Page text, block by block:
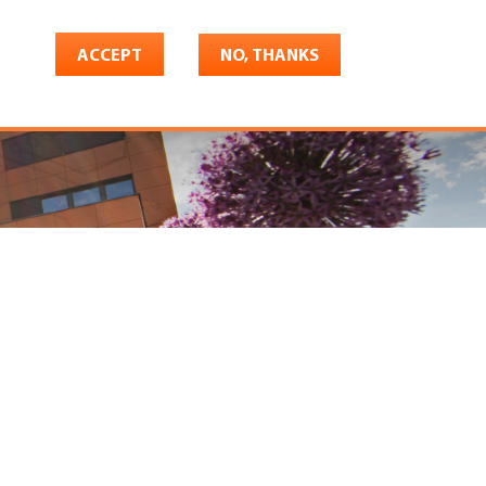
ACCEPT NO, THANKS